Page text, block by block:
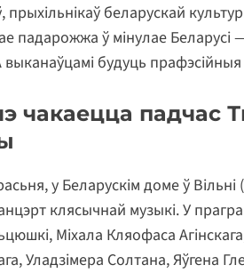
беларускай
падарожжа ў мінулае Беларусі
будуць прафэсійныя
чакаецца падчас
у Беларускім доме ў
клясычнай музыкі. У
Міхала Кляофаса
Уладзімера Солтана, Яўгена